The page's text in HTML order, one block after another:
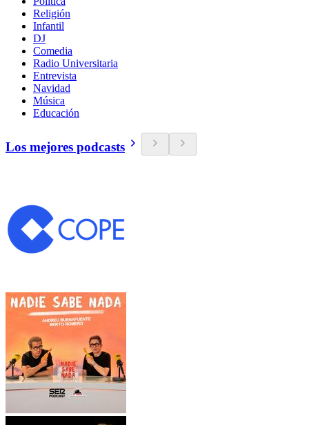
Religión
Infantil
DJ
Comedia
Radio Universitaria
Entrevista
Navidad
Música
Educación
Los mejores podcasts